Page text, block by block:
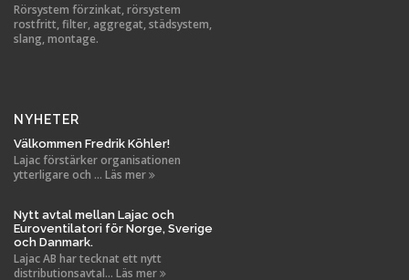
Rörsystem förzinkat, rörsystem
rostfritt, filter, aggregat, städsystem,
slang, montage.
NYHETER
Välkommen Fredrik Köhler!
Lajac förstärker organisationen
ytterligare och ... Läs mer
Nytt avtal mellan Lajac och
Euroventilatori för Norge, Sverige
och Danmark.
Lajac AB har tecknat ett nytt
distributionsavtal... Läs mer